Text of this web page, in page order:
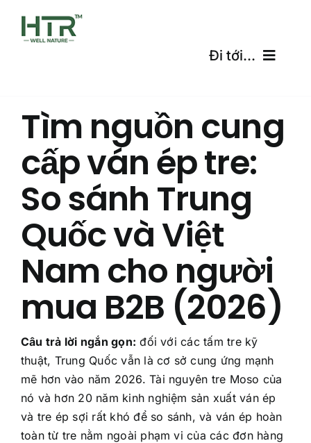
content
Đi tới...
Sản Phẩm
Chứng Chỉ
Vận Chuyển
Máy tính miễn phí
Liên Hệ Chúng Tôi
Câu Hỏi Thường Gặp
Tìm nguồn cung
cấp ván ép tre:
So sánh Trung
Quốc và Việt
Nam cho người
mua B2B (2026)
Câu trả lời ngắn gọn: đối với các tấm tre kỹ
thuật, Trung Quốc vẫn là cơ sở cung ứng mạnh
mẽ hơn vào năm 2026. Tài nguyên tre Moso của
nó và hơn 20 năm kinh nghiệm sản xuất ván ép
và tre ép sợi rất khó để so sánh, và ván ép hoàn
toàn từ tre nằm ngoài phạm vi của các đơn hàng